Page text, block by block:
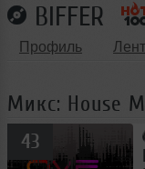
BIFFER
Профиль
Микс: House
43